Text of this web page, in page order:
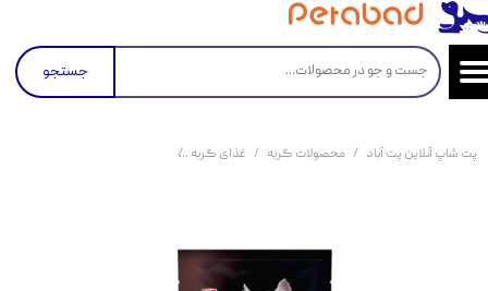
جستجو
پت شاپ آنلاین پت آباد محصولات گربه غذای گربه